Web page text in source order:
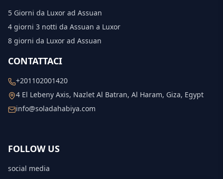
5 Giorni da Luxor ad Assuan
4 giorni 3 notti da Assuan a Luxor
8 giorni da Luxor ad Assuan
CONTATTACI
+201102001420
4 El Lebeny Axis, Nazlet Al Batran, Al Haram, Giza, Egypt
info@soladahabiya.com
FOLLOW US
social media